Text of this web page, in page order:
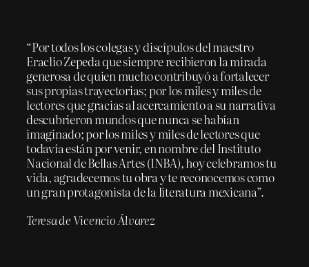
“Por todos los colegas y discípulos del maestro
Eraclio Zepeda que siempre recibieron la mirada
generosa de quien mucho contribuyó a fortalecer
sus propias trayectorias; por los miles y miles de
lectores que gracias al acercamiento a su narrativa
descubrieron mundos que nunca se habían
imaginado; por los miles y miles de lectores que
todavía están por venir, en nombre del Instituto
Nacional de Bellas Artes (INBA), hoy celebramos tu
vida, agradecemos tu obra y te reconocemos como
un gran protagonista de la literatura mexicana”.
Teresa de Vicencio Álvarez